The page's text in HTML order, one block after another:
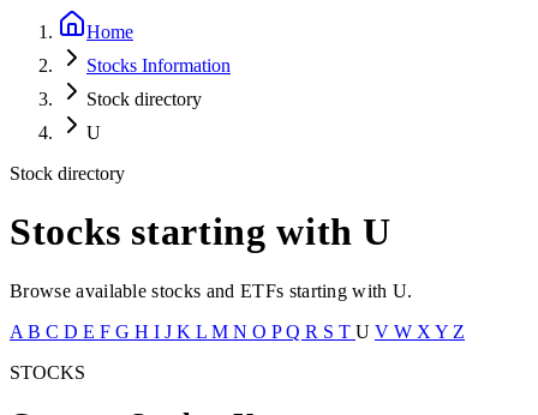
Home
Stocks Information
Stock directory
U
Stock directory
Stocks starting with U
Browse available stocks and ETFs starting with U.
A B C D E F G H I J K L M N O PQ R S T U V W X Y Z
STOCKS